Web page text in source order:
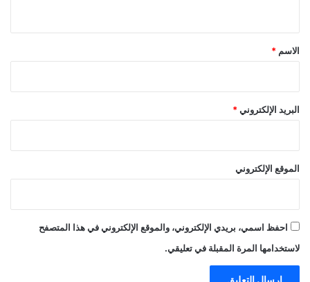
*
الاسم *
البريد الإلكتروني *
الموقع الإلكتروني
احفظ اسمي، بريدي الإلكتروني، والموقع الإلكتروني في هذا المتصفح
لاستخدامها المرة المقبلة في تعليقي.